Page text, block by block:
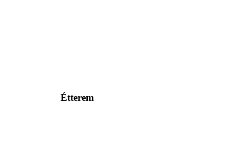
Étterem